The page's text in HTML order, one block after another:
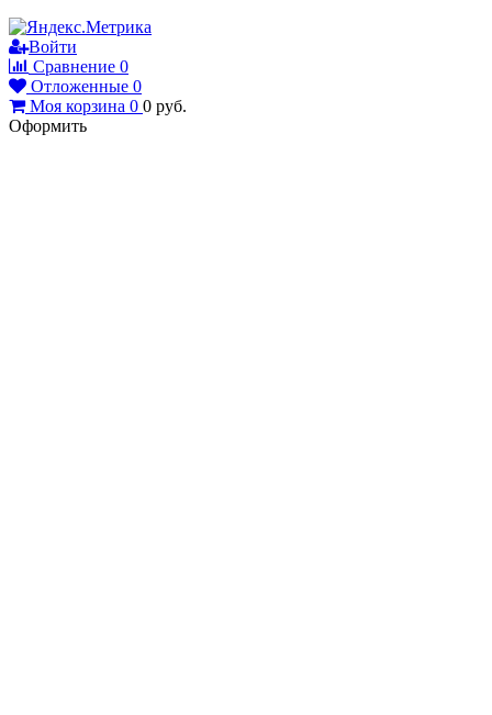
Войти
Сравнение 0
Отложенные 0
Моя корзина 0 0 руб.
Оформить